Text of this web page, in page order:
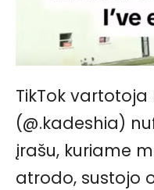
TikTok vartotoja
(@.kadeshia)
įrašu, kuriame
atrodo, sustojo